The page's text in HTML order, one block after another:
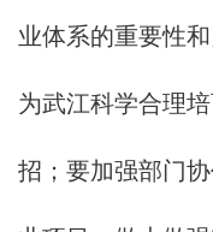
业体系的重要性
为武江科学合理
招；要加强部门